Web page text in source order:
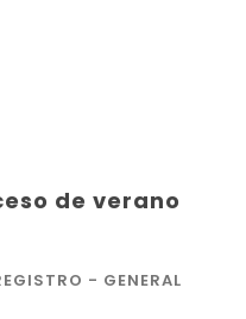
de verano
- GENERAL